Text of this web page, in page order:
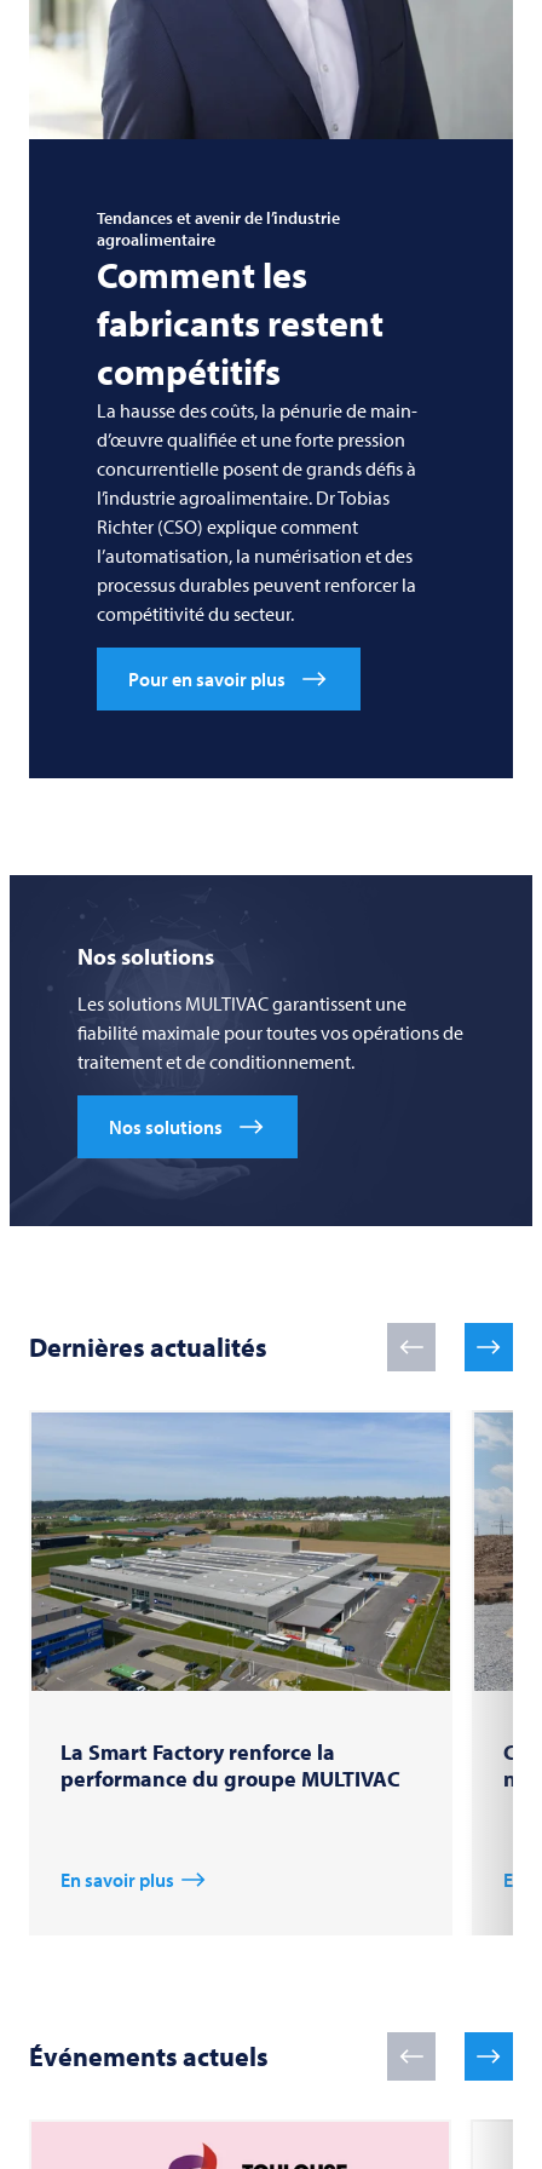
Tendances et avenir de l’industrie
agroalimentaire
Comment les
fabricants restent
compétitifs
La hausse des coûts, la pénurie de main-
d’œuvre qualifiée et une forte pression
concurrentielle posent de grands défis à
l’industrie agroalimentaire. Dr Tobias
Richter (CSO) explique comment
l’automatisation, la numérisation et des
processus durables peuvent renforcer la
compétitivité du secteur.
Pour en savoir plus
Nos solutions
Les solutions MULTIVAC garantissent une
fiabilité maximale pour toutes vos opérations de
traitement et de conditionnement.
Nos solutions
Dernières actualités
La Smart Factory renforce la
performance du groupe MULTIVAC
En savoir plus En
Événements actuels